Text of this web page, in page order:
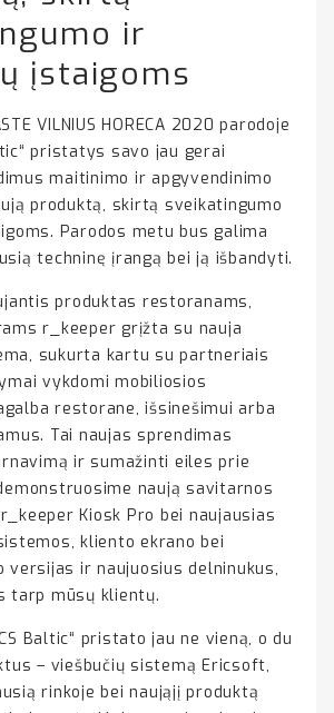
ir
įstaigoms
VILNIUS HORECA 2020 parodoje
pristatys savo jau gerai
maitinimo ir apgyvendinimo
produktą, skirtą sveikatingumo
Parodos metu bus galima
techninę įrangą bei ją išbandyti.
produktas restoranams,
r_keeper grįžta su nauja
sukurta kartu su partneriais
vykdomi mobiliosios
restorane, išsinešimui arba
Tai naujas sprendimas
ir sumažinti eiles prie
naują savitarnos
Kiosk Pro bei naujausias
kliento ekrano bei
versijas ir naujuosius delninukus,
tarp mūsų klientų.
Baltic“ pristato jau ne vieną, o du
– viešbučių sistemą Ericsoft,
rinkoje bei naująjį produktą